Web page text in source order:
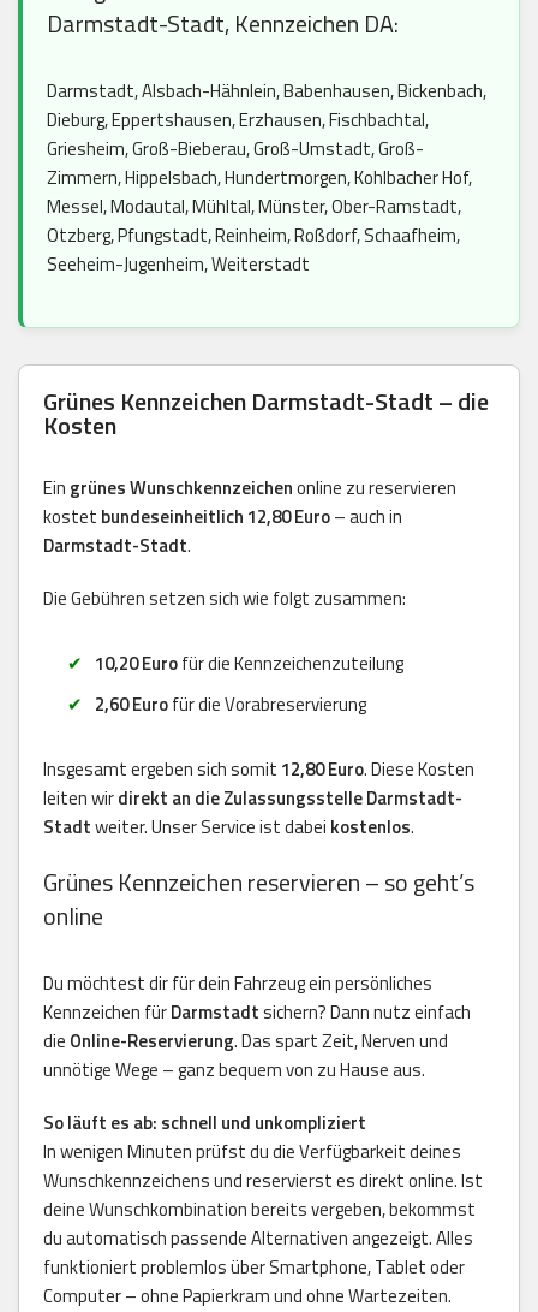
Darmstadt-Stadt, Kennzeichen DA:
Darmstadt, Alsbach-Hähnlein, Babenhausen, Bickenbach,
Dieburg, Eppertshausen, Erzhausen, Fischbachtal,
Griesheim, Groß-Bieberau, Groß-Umstadt, Groß-
Zimmern, Hippelsbach, Hundertmorgen, Kohlbacher Hof,
Messel, Modautal, Mühltal, Münster, Ober-Ramstadt,
Otzberg, Pfungstadt, Reinheim, Roßdorf, Schaafheim,
Seeheim-Jugenheim, Weiterstadt
Grünes Kennzeichen Darmstadt-Stadt – die
Kosten
Ein grünes Wunschkennzeichenonline zu reservieren
kostet bundeseinheitlich 12,80 Euro– auch in
Darmstadt-Stadt.
Die Gebühren setzen sich wie folgt zusammen:
10,20 Eurofür die Kennzeichenzuteilung
2,60 Eurofür die Vorabreservierung
Insgesamt ergeben sich somit 12,80 Euro. Diese Kosten
leiten wirdirekt an die Zulassungsstelle Darmstadt-
Stadtweiter. Unser Service ist dabei kostenlos.
Grünes Kennzeichen reservieren – so geht’s
online
Du möchtest dir für dein Fahrzeug ein persönliches
Kennzeichen fürDarmstadtsichern? Dann nutz einfach
die Online-Reservierung. Das spart Zeit, Nerven und
unnötige Wege – ganz bequem von zu Hause aus.
So läuft es ab: schnell und unkompliziert
In wenigen Minuten prüfst du die Verfügbarkeit deines
Wunschkennzeichens und reservierst es direkt online. Ist
deine Wunschkombination bereits vergeben, bekommst
du automatisch passende Alternativen angezeigt. Alles
funktioniert problemlos über Smartphone, Tablet oder
Computer – ohne Papierkram und ohne Wartezeiten.